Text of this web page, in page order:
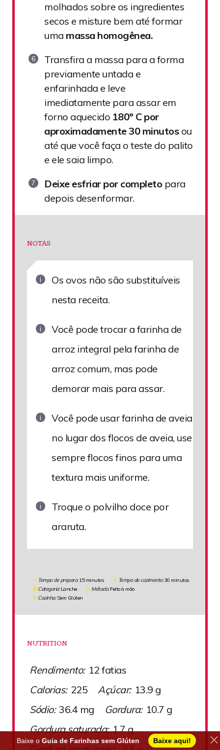
molhados sobre os ingredientes
secos e misture bem até formar
uma massa homogênea.
Transfira a massa para a forma
previamente untada e
enfarinhada e leve
imediatamente para assar em
forno aquecido 180º C por
aproximadamente 30 minutosou
até que você faça o teste do palito
e ele saia limpo.
Deixe esfriar por completo para
depois desenformar.
NOTAS
Os ovos não são substituíveis
nesta receita.
Você pode trocar a farinha de
arroz integral pela farinha de
arroz comum, mas pode
demorar mais para assar.
Você pode usar farinha de aveia
no lugar dos flocos de aveia, use
sempre flocos finos para uma
textura mais uniforme.
Troque o polvilho doce por
araruta.
Tempo de preparo: 15 minutos Tempo de cozimento: 30 minutos
Categoria: Lanche Método: Feito à mão
Cozinha: Sem Glúten
NUTRITION
Rendimento: 12 fatias
Calorias: 225 Açúcar: 13.9 g
Sódio: 36.4 mg Gordura: 10.7 g
Gordura saturada: 1.7 g
Baixe o Guia de Farinhas sem Glúten Baixe aqui!